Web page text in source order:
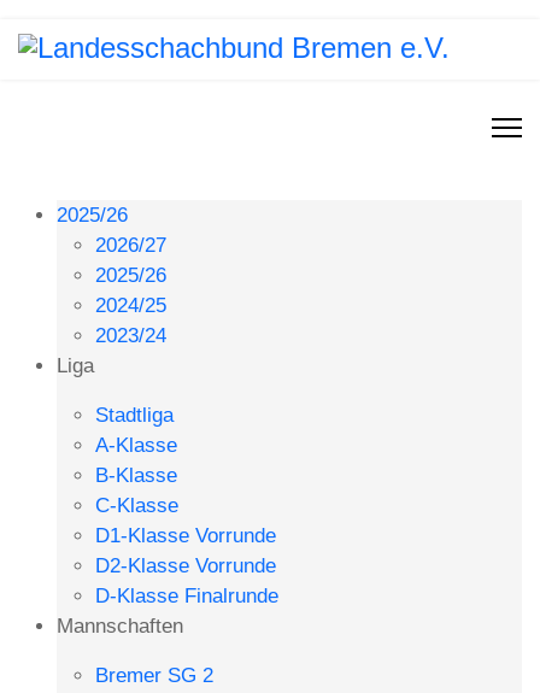
2025/26
2026/27
2025/26
2024/25
2023/24
Liga
Stadtliga
A-Klasse
B-Klasse
C-Klasse
D1-Klasse Vorrunde
D2-Klasse Vorrunde
D-Klasse Finalrunde
Mannschaften
Bremer SG 2